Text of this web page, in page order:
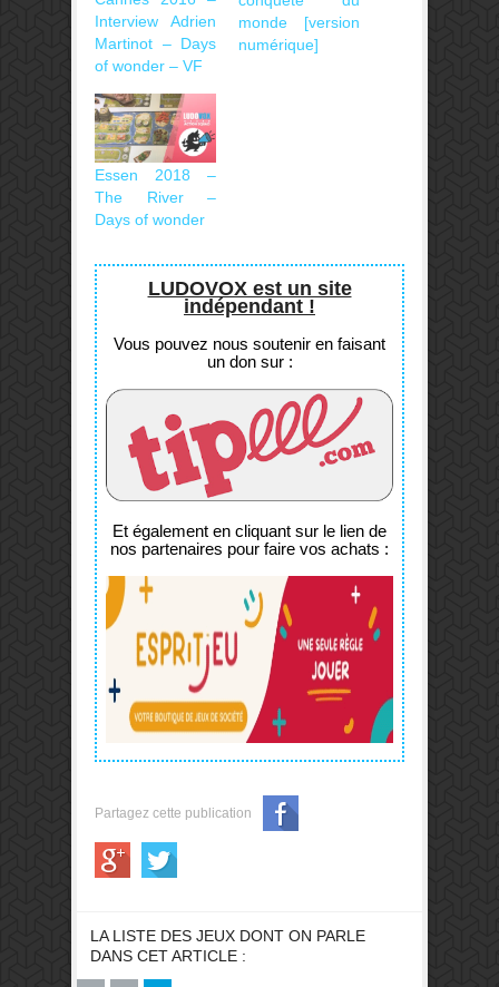
Interview Adrien
Martinot – Days
of wonder – VF
monde [version
numérique]
Essen 2018 –
The River –
Days of wonder
LUDOVOX est un site
indépendant !
Vous pouvez nous soutenir en faisant
un don sur :
Et également en cliquant sur le lien de
nos partenaires pour faire vos achats :
Partagez cette publication
LA LISTE DES JEUX DONT ON PARLE
DANS CET ARTICLE :